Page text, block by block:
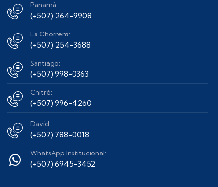
Panamá:
(+507) 264-9908
La Chorrera:
(+507) 254-3688
Santiago:
(+507) 998-0363
Chitré:
(+507) 996-4260
David:
(+507) 788-0018
WhatsApp Institucional:
(+507) 6945-3452